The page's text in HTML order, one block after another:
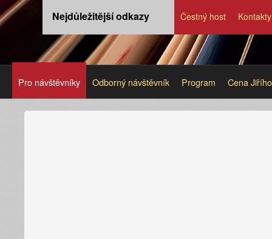
Nejdůležitější odkazy Čestný host Kontakty
Pro návštěvníky Odborný návštěvník Program Cena